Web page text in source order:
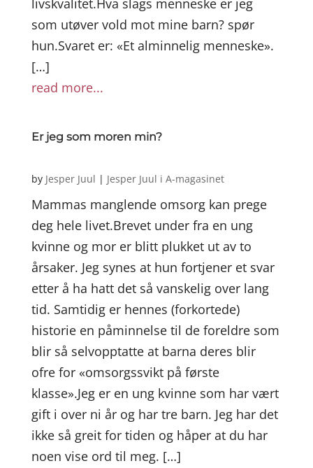
livskvalitet.Hva slags menneske er jeg
som utøver vold mot mine barn? spør
hun.Svaret er: «Et alminnelig menneske».
[…]
read more...
Er jeg som moren min?
by Jesper Juul | Jesper Juul i A-magasinet
Mammas manglende omsorg kan prege
deg hele livet.Brevet under fra en ung
kvinne og mor er blitt plukket ut av to
årsaker. Jeg synes at hun fortjener et svar
etter å ha hatt det så vanskelig over lang
tid. Samtidig er hennes (forkortede)
historie en påminnelse til de foreldre som
blir så selvopptatte at barna deres blir
ofre for «omsorgssvikt på første
klasse».Jeg er en ung kvinne som har vært
gift i over ni år og har tre barn. Jeg har det
ikke så greit for tiden og håper at du har
noen vise ord til meg. […]